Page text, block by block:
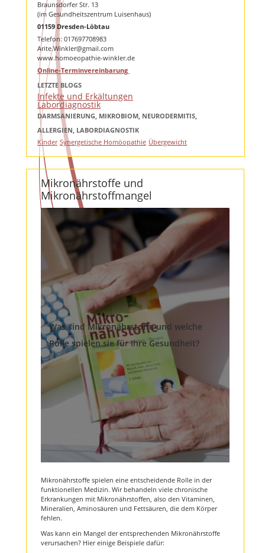
Braunsdorfer Str. 13
(im Gesundheits­zentrum Luisenhaus)
01159 Dresden-Löbtau
Telefon: 017697708983
Arite.Winkler@gmail.com
www.homoeopathie-winkler.de
Online-Terminvereinbarung
LETZTE BLOGS
Infekte und Erkältungen
Labordiagnostik
DARMSANIERUNG, MIKROBIOM, NEURODERMITIS,
ALLERGIEN, LABORDIAGNOSTIK
Kinder Synergetische Homöopathie Übergewicht
Mikronährstoffe und
Mikronährstoffmangel
Was sind Mikronährstoffe und welche
Rolle spielen sie für Ihre Gesundheit?
Mikronährstoffe spielen eine entscheidende Rolle in der
funktionellen Medizin. Wir behandeln viele chronische
Erkrankungen mit Mikronährstoffen, also den Vitaminen,
Mineralien, Aminosäuren und Fettsäuren, die dem Körper
fehlen.
Was kann ein Mangel der entsprechenden Mikronährstoffe
verursachen? Hier einige Beispiele dafür: